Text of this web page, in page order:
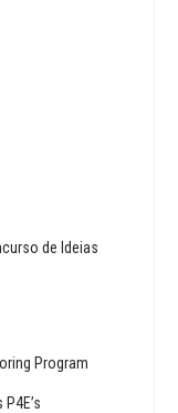
de Ideias
Program